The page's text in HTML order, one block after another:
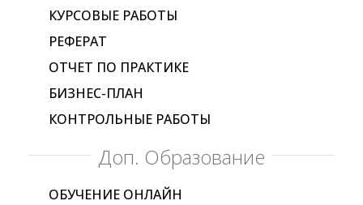
КУРСОВЫЕ РАБОТЫ
РЕФЕРАТ
ОТЧЕТ ПО ПРАКТИКЕ
БИЗНЕС-ПЛАН
КОНТРОЛЬНЫЕ РАБОТЫ
Доп. Образование
ОБУЧЕНИЕ ОНЛАЙН